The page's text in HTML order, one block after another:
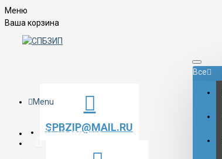
Меню
Ваша корзина
Все
SPBZIP@MAIL.RU
Menu
На главную